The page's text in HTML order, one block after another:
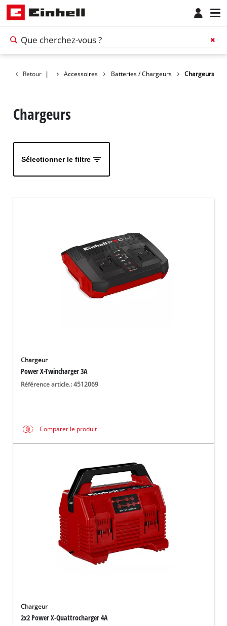
Retour | Accessoires Batteries / Chargeurs Chargeurs
Chargeurs
Sélectionner le filtre
Chargeur
Power X-Twincharger 3A
Référence article.: 4512069
Comparer le produit
Chargeur
2x2 Power X-Quattrocharger 4A